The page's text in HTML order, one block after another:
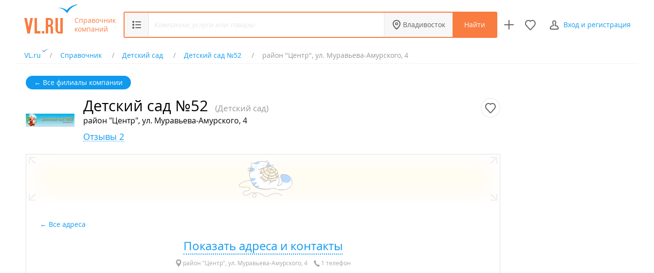
Справочник
компаний
Владивосток Найти Вход и регистрация
VL.ru Справочник Детский сад Детский сад №52 район "Центр", ул. Муравьева-Амурского, 4
← Все филиалы компании
Детский сад №52 (Детский сад)
район "Центр", ул. Муравьева-Амурского, 4
Отзывы 2
Все адреса
Показать адреса и контакты
район "Центр", ул. Муравьева-Амурского, 4 1 телефон